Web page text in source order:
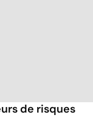
de risques